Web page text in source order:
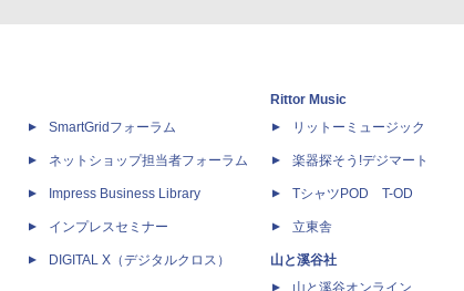
SmartGridフォーラム
ネットショップ担当者フォーラム
Impress Business Library
インプレスセミナー
DIGITAL X（デジタルクロス）
Rittor Music
リットーミュージック
楽器探そう!デジマート
TシャツPOD T-OD
立東舎
山と溪谷社
山と溪谷オンライン